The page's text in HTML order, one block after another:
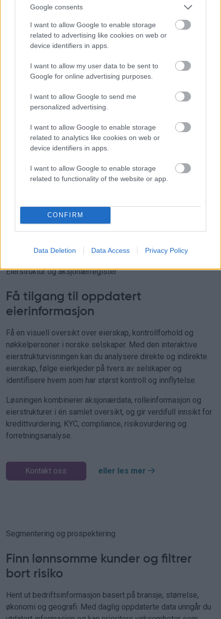
Google consents
I want to allow Google to enable storage
related to advertising like cookies on web or
device identifiers in apps.
I want to allow my user data to be sent to
Google for online advertising purposes.
I want to allow Google to send me
personalized advertising.
I want to allow Google to enable storage
related to analytics like cookies on web or
device identifiers in apps.
I want to allow Google to enable storage
related to functionality of the website or app.
CONFIRM
Data Deletion Data Access Privacy Policy
Få rask tilgang til juridisk informasjon om kunder og
leverandørers aktivitet i domstolene. Tjenesten gir deg
oversikt over både pågående og avsluttede saker, slik at du
kan avdekke potensielle risikoer tidlig og handle proaktivt.
Hva får du tilgang til?
Full rettshistorikk
– innsikt i både tidligere og
pågående saker
Tidlig varsling– opptil 12 ukers forvarsel om
Sanntidsoppdateringer – bli varslet umiddelbart når
nye saker registreres
Med Proff Forvalt kan du identifisere juridiske utfordringer
før de blir et problem – og ta tryggere beslutninger.
Kontakt oss eller les mer
Eierstruktur og aksjonærregister
Få tilgang til oppdatert
eierinformasjon
Få en visuell oversikt over eierskap, kontrollforhold og
nøkkelpersoner i norske selskaper. Med den interaktive
eierstrukturvisningen kan du analysere direkte og indirekte
eierskap, følge eierkjeder på tvers av selskaper og
identifisere hvem som har størst kontroll og innflytelse.
Løsningen kombinerer aksjonærdata, rolleinformasjon og
eierstrukturer i én samlet oversikt, og gir verdifull innsikt for
kredittvurdering, KYC, compliance, risikovurdering og
forretningsanalyse.
Kontakt oss eller les mer
Segmentering og prospektering
Finn lønnsomme kunder og filtrer
bort risiko
Hent ut bedriftsinformasjon basert på bransje, størrelse,
økonomi og geografi. Med daglig oppdaterte data unngår du